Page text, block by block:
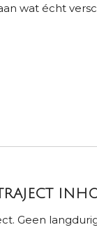
wat écht
Geen